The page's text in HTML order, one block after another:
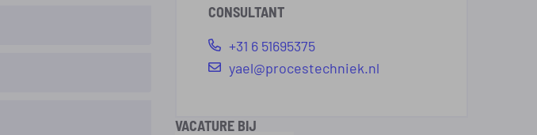
CONSULTANT
+31 6 51695375
yael@procestechniek.nl
VACATURE BIJ